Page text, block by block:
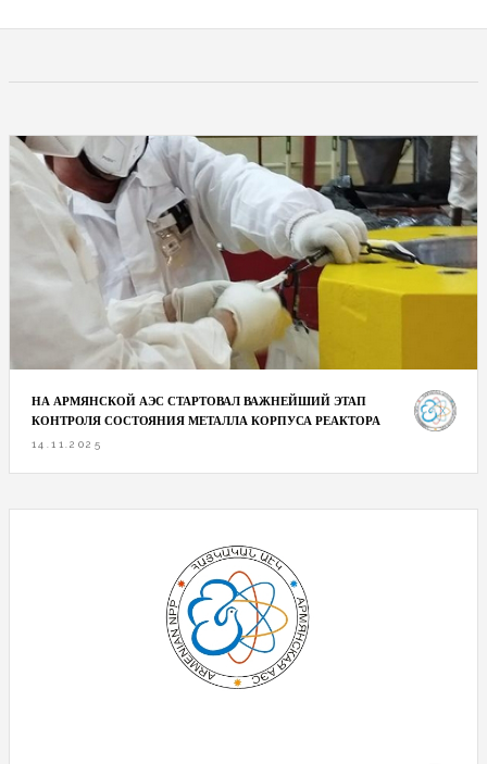
НА АРМЯНСКОЙ АЭС СТАРТОВАЛ ВАЖНЕЙШИЙ ЭТАП
КОНТРОЛЯ СОСТОЯНИЯ МЕТАЛЛА КОРПУСА РЕАКТОРА
14.11.2025